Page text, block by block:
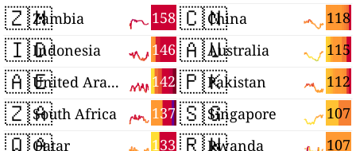
🇿🇲 158
Zambia
🇮🇩 146
Indonesia
🇦🇪 142
United Arab Emirates
🇿🇦 137
South Africa
133
Qatar
🇨🇳 118
China
🇦🇺 115
Australia
🇵🇰 112
Pakistan
🇸🇬 107
Singapore
107
Rwanda